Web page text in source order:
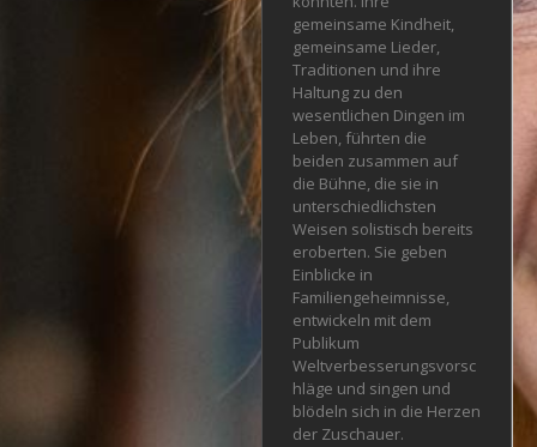
gemeinsame Kindheit,
gemeinsame Lieder,
Traditionen und ihre
Haltung zu den
wesentlichen Dingen im
Leben, führten die
beiden zusammen auf
die Bühne, die sie in
unterschiedlichsten
Weisen solistisch bereits
eroberten. Sie geben
Einblicke in
Familiengeheimnisse,
entwickeln mit dem
Publikum
Weltverbesserungsvorsc
hläge und singen und
blödeln sich in die Herzen
der Zuschauer.